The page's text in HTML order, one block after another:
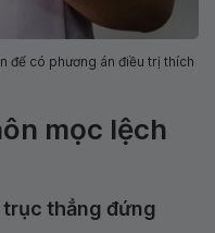
để có phương án điều trị thích
mọc lệch
trục thẳng đứng